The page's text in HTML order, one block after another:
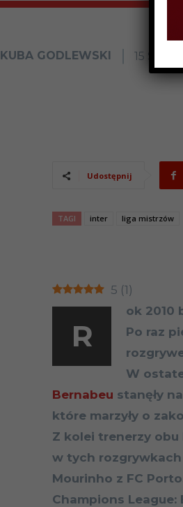
KUBA GODLEWSKI 15
Udostępnij
TAGI inter liga mistrzów
5 (1)
R
ok 2010
Po raz
W
Bernabeu stanęły
które marzyły o
Z kolei trenerzy
w tych rozgrywkach
Mourinho z FC
Champions League: